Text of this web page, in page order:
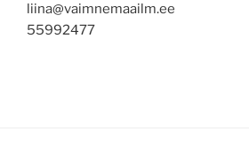
liina@vaimnemaailm.ee
55992477